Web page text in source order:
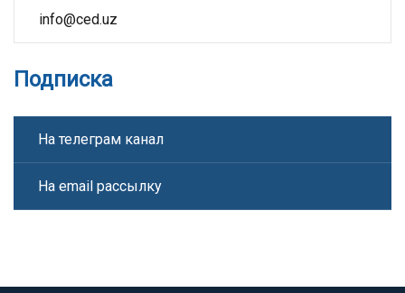
info@ced.uz
Подписка
На телеграм канал
На email рассылку